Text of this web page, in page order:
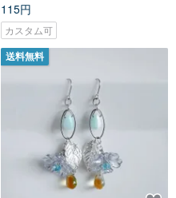
115円
カスタム可
送料無料